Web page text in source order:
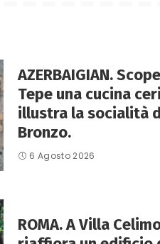
AZERBAIGIAN.
Tepe una cucina
illustra la socialità
Bronzo.
6 Agosto 2026
ROMA. A Villa